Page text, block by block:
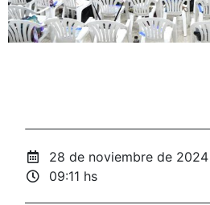
28 de noviembre de 2024
09:11 hs